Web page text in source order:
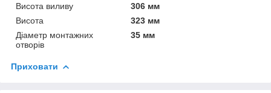
Висота виливу
306 мм
Висота
323 мм
Діаметр монтажних
отворів
35 мм
Приховати